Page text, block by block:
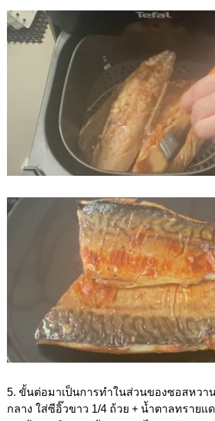
5. ขั้นต่อมาเป็นการทำในส่วนของซอสหวา
กลาง ใส่ซีอิ๊วขาว 1/4 ถ้วย + น้ำตาลทรายแ